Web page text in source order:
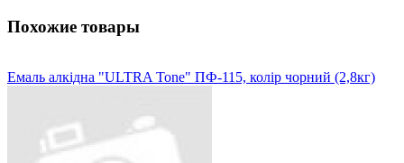
Похожие товары
Емаль алкідна "ULTRA Tone" ПФ-115, колір чорний (2,8кг)